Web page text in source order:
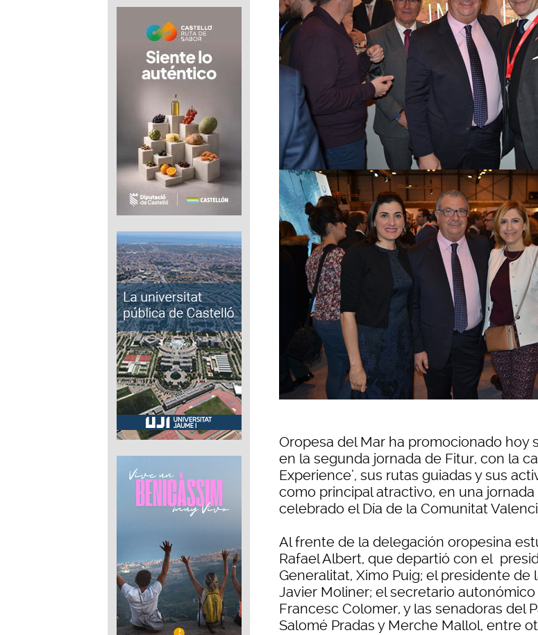
Oropesa del Mar ha promocionado hoy
en la segunda jornada de Fitur, con la
Experience’, sus rutas guiadas y sus
como principal atractivo, en una
celebrado el Día de la Comunitat
Al frente de la delegación oropesina
Rafael Albert, que departió con el
Generalitat, Ximo Puig; el presidente de
Javier Moliner; el secretario autonómico
Francesc Colomer, y las senadoras del
Salomé Pradas y Merche Mallol, entre